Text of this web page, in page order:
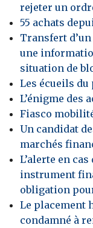
rejeter un
55 achats
Transfert
une
situation de
Les écueils
L’énigme des
Fiasco
Un candidat
marchés
L’alerte en
instrument
obligation
Le placement
condamné à